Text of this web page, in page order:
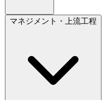
マネジメント・上流工程